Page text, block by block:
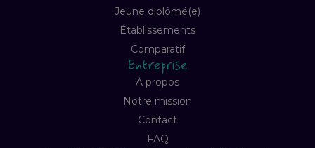
Jeune diplômé(e)
Établissements
Comparatif
Entreprise
À propos
Notre mission
Contact
FAQ